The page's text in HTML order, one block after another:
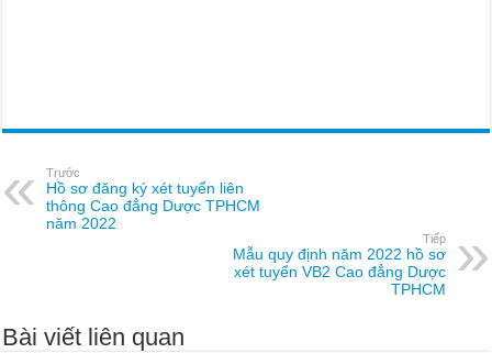
Trước
Hồ sơ đăng ký xét tuyển liên
thông Cao đẳng Dược TPHCM
năm 2022
Tiếp
Mẫu quy định năm 2022 hồ sơ
xét tuyển VB2 Cao đẳng Dược
TPHCM
Bài viết liên quan